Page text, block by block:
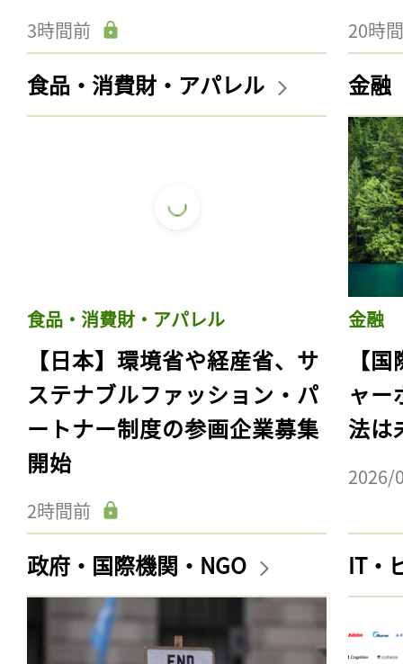
3時間前 20時
食品・消費財・アパレル
食品・消費財・アパレル
【日本】環境省や経産省、サ
ステナブルファッション・パ
ートナー制度の参画企業募集
開始
2時間前
金融
金融
【
ャー
法は
2026/
政府・国際機関・NGO IT・